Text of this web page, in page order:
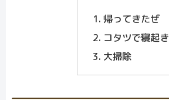
帰ってきたぜ
コタツで寝起き
大掃除